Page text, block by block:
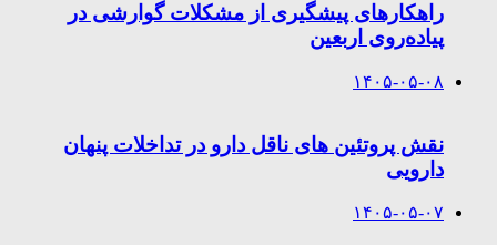
راهکارهای پیشگیری از مشکلات گوارشی در
پیاده‌روی اربعین
۱۴۰۵-۰۵-۰۸
نقش پروتئین های ناقل دارو در تداخلات پنهان
دارویی
۱۴۰۵-۰۵-۰۷